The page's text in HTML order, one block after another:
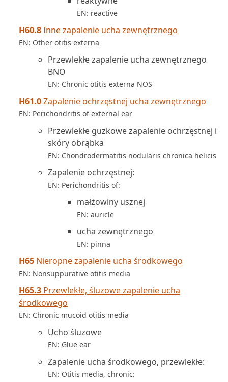
EN: reactive
H60.8Inne zapalenie ucha zewnętrznego
EN: Other otitis externa
Przewlekłe zapalenie ucha zewnętrznego
BNO
EN: Chronic otitis externa NOS
H61.0Zapalenie ochrzęstnej ucha zewnętrznego
EN: Perichondritis of external ear
Przewlekłe guzkowe zapalenie ochrzęstnej i
skóry obrąbka
EN: Chondrodermatitis nodularis chronica helicis
Zapalenie ochrzęstnej:
EN: Perichondritis of:
małżowiny usznej
EN: auricle
ucha zewnętrznego
EN: pinna
H65 Nieropne zapalenie ucha środkowego
EN: Nonsuppurative otitis media
H65.3 Przewlekłe, śluzowe zapalenie ucha
środkowego
EN: Chronic mucoid otitis media
Ucho śluzowe
EN: Glue ear
Zapalenie ucha środkowego, przewlekłe:
EN: Otitis media, chronic: